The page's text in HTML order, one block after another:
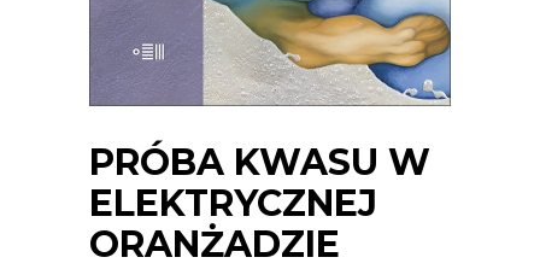
PRÓBA KWASU W
ELEKTRYCZNEJ
ORANŻADZIE